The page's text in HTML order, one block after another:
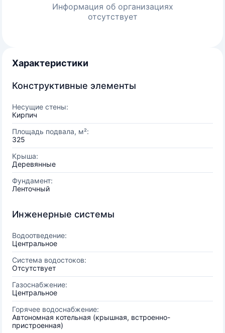
Информация об организациях
отсутствует
Характеристики
Конструктивные элементы
Несущие стены:
Кирпич
Площадь подвала, м²:
325
Крыша:
Деревянные
Фундамент:
Ленточный
Инженерные системы
Водоотведение:
Центральное
Система водостоков:
Отсутствует
Газоснабжение:
Центральное
Горячее водоснабжение:
Автономная котельная (крышная, встроенно-
пристроенная)